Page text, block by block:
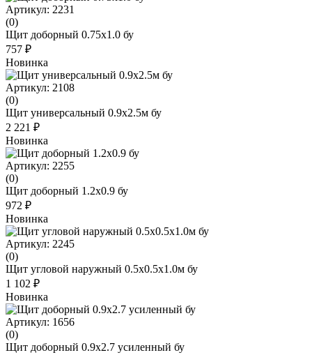
Артикул: 2231
(0)
Щит доборный 0.75x1.0 бу
757 ₽
Новинка
Артикул: 2108
(0)
Щит универсальный 0.9x2.5м бу
2 221 ₽
Новинка
Артикул: 2255
(0)
Щит доборный 1.2x0.9 бу
972 ₽
Новинка
Артикул: 2245
(0)
Щит угловой наружный 0.5x0.5x1.0м бу
1 102 ₽
Новинка
Артикул: 1656
(0)
Щит доборный 0.9х2.7 усиленный бу